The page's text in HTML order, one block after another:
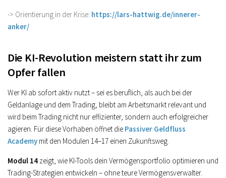
-> Orientierung in der Krise: https://lars-hattwig.de/innerer-
anker/
Die KI-Revolution meistern statt ihr zum
Opfer fallen
Wer KI ab sofort aktiv nutzt – sei es beruflich, als auch bei der
Geldanlage und dem Trading, bleibt am Arbeitsmarkt relevant und
wird beim Trading nicht nur effizienter, sondern auch erfolgreicher
agieren. Für diese Vorhaben öffnet die Passiver Geldfluss
Academy mit den Modulen 14–17 einen Zukunftsweg.
Modul 14 zeigt, wie KI-Tools dein Vermögensportfolio optimieren und
Trading-Strategien entwickeln – ohne teure Vermögensverwalter.